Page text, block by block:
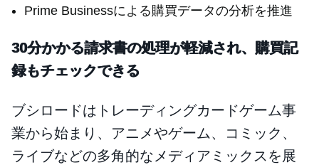
Prime Businessによる購買データの分析を推進
30分かかる請求書の処理が軽減され、購買記
録もチェックできる
ブシロードはトレーディングカードゲーム事
業から始まり、アニメやゲーム、コミック、
ライブなどの多角的なメディアミックスを展